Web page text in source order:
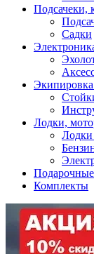
Подсачеки,
Садки
Лодки,
Комплекты